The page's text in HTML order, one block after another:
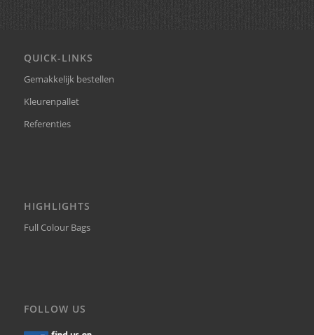
QUICK-LINKS
Gemakkelijk bestellen
Kleurenpallet
Referenties
HIGHLIGHTS
Full Colour Bags
FOLLOW US